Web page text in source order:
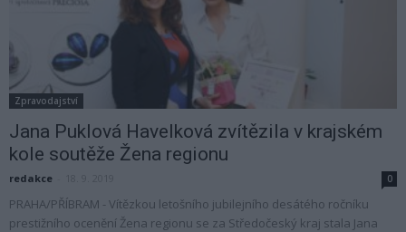
Zpravodajství
Jana Puklová Havelková zvítězila v krajském
kole soutěže Žena regionu
redakce 0
PRAHA/PŘÍBRAM - Vítězkou letošního jubilejního desátého ročníku
prestižního ocenění Žena regionu se za Středočeský kraj stala Jana